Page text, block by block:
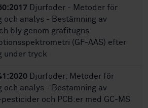
Djurfoder - Metoder för
och analys - Bestämning av
bly genom grafitugns
(GF-AAS) efter
under tryck
Djurfoder: Metoder för
och analys - Bestämning av
och PCB:er med GC-MS